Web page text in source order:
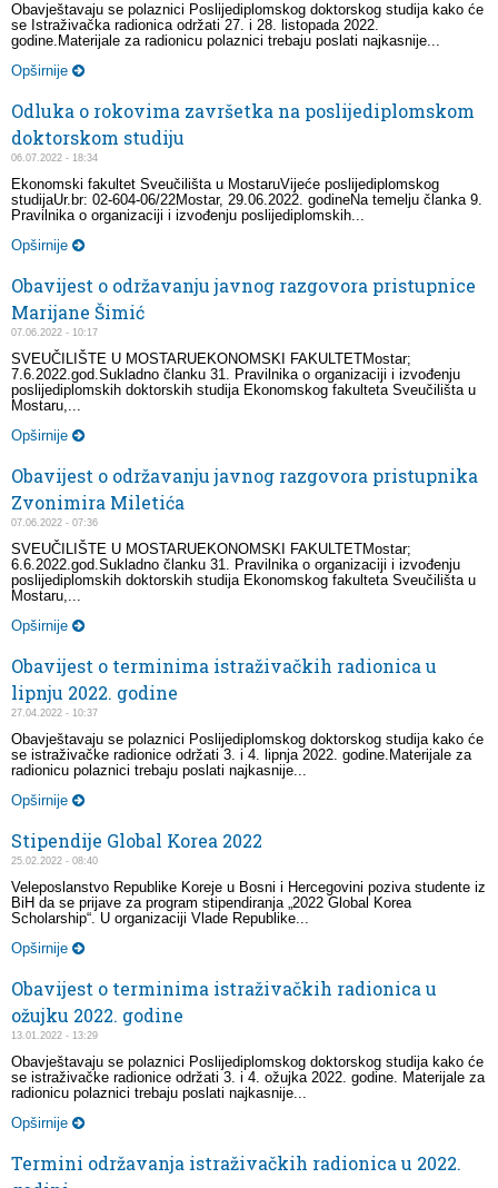
Obavještavaju se polaznici Poslijediplomskog doktorskog studija kako će
se Istraživačka radionica održati 27. i 28. listopada 2022.
godine.Materijale za radionicu polaznici trebaju poslati najkasnije...
Opširnije
Odluka o rokovima završetka na poslijediplomskom
doktorskom studiju
06.07.2022 - 18:34
Ekonomski fakultet Sveučilišta u MostaruVijeće poslijediplomskog
studijaUr.br: 02-604-06/22Mostar, 29.06.2022. godineNa temelju članka 9.
Pravilnika o organizaciji i izvođenju poslijediplomskih...
Opširnije
Obavijest o održavanju javnog razgovora pristupnice
Marijane Šimić
07.06.2022 - 10:17
SVEUČILIŠTE U MOSTARUEKONOMSKI FAKULTETMostar;
7.6.2022.god.Sukladno članku 31. Pravilnika o organizaciji i izvođenju
poslijediplomskih doktorskih studija Ekonomskog fakulteta Sveučilišta u
Mostaru,...
Opširnije
Obavijest o održavanju javnog razgovora pristupnika
Zvonimira Miletića
07.06.2022 - 07:36
SVEUČILIŠTE U MOSTARUEKONOMSKI FAKULTETMostar;
6.6.2022.god.Sukladno članku 31. Pravilnika o organizaciji i izvođenju
poslijediplomskih doktorskih studija Ekonomskog fakulteta Sveučilišta u
Mostaru,...
Opširnije
Obavijest o terminima istraživačkih radionica u
lipnju 2022. godine
27.04.2022 - 10:37
Obavještavaju se polaznici Poslijediplomskog doktorskog studija kako će
se istraživačke radionice održati 3. i 4. lipnja 2022. godine.Materijale za
radionicu polaznici trebaju poslati najkasnije...
Opširnije
Stipendije Global Korea 2022
25.02.2022 - 08:40
Veleposlanstvo Republike Koreje u Bosni i Hercegovini poziva studente iz
BiH da se prijave za program stipendiranja „2022 Global Korea
Scholarship“. U organizaciji Vlade Republike...
Opširnije
Obavijest o terminima istraživačkih radionica u
ožujku 2022. godine
13.01.2022 - 13:29
Obavještavaju se polaznici Poslijediplomskog doktorskog studija kako će
se istraživačke radionice održati 3. i 4. ožujka 2022. godine. Materijale za
radionicu polaznici trebaju poslati najkasnije...
Opširnije
Termini održavanja istraživačkih radionica u 2022.